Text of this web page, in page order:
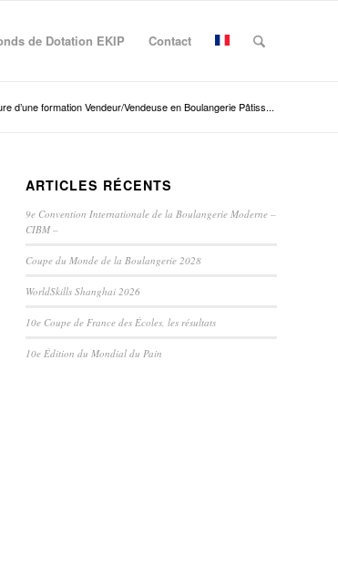
de Dotation EKIP Contact
d’une formation Vendeur/Vendeuse en Boulangerie Pâtiss...
ARTICLES RÉCENTS
9e Convention Internationale de la Boulangerie Moderne –
CIBM –
Coupe du Monde de la Boulangerie 2028
WorldSkills Shanghai 2026
10e Coupe de France des Écoles, les résultats
10e Édition du Mondial du Pain